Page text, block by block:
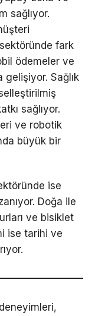
sağlıyor.
fark
ödemeler ve
gelişiyor. Sağlık
sağlıyor.
ve robotik
büyük bir
ise
Doğa ile
ve bisiklet
ise tarihi ve